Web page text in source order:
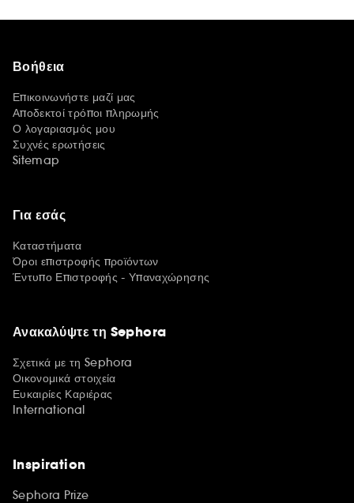
Βοήθεια
Επικοινωνήστε μαζί μας
Αποδεκτοί τρόποι πληρωμής
Ο λογαριασμός μου
Συχνές ερωτήσεις
Sitemap
Για εσάς
Καταστήματα
Όροι επιστροφής προϊόντων
Έντυπο Επιστροφής - Υπαναχώρησης
Ανακαλύψτε τη Sephora
Σχετικά με τη Sephora
Οικονομικά στοιχεία
Ευκαιρίες Καριέρας
International
Inspiration
Sephora Prize